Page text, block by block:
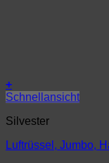
+
Schnellansicht
Silvester
Luftrüssel, Jumbo,